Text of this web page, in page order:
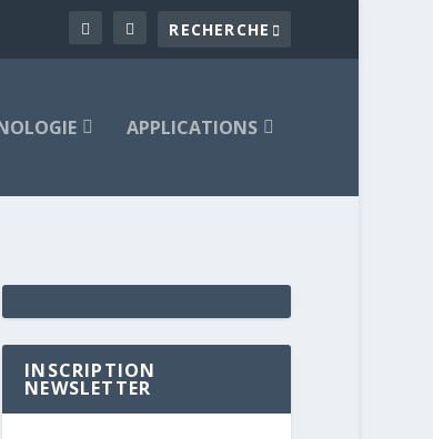
APPLICATIONS
INSCRIPTION
NEWSLETTER